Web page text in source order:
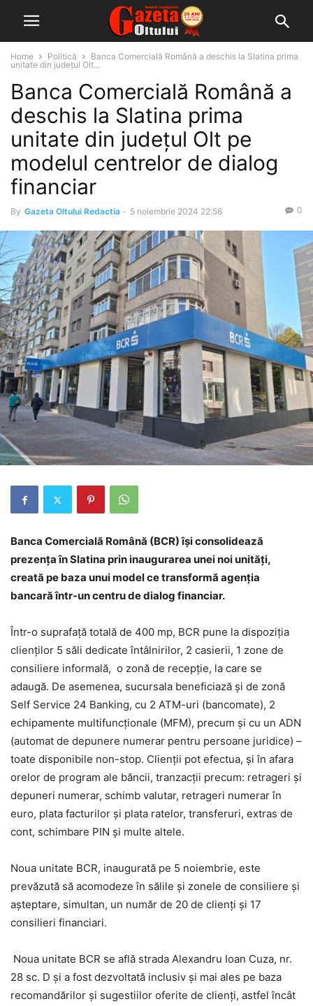
Home Politică
Banca Comercială Română a deschis la Slatina prima
unitate din județul Olt...
Banca Comercială Română a
deschis la Slatina prima
unitate din județul Olt pe
modelul centrelor de dialog
financiar
By Gazeta Oltului Redactia - 5 noiembrie 2024 22:56 0
Banca Comercială Română (BCR) își consolidează
prezența în Slatina prin inaugurarea unei noi unități,
creată pe baza unui model ce transformă agenția
bancară într-un centru de dialog financiar.
Într-o suprafață totală de 400 mp, BCR pune la dispoziția
clienților 5 săli dedicate întâlnirilor, 2 casierii, 1 zone de
consiliere informală, o zonă de recepție, la care se
adaugă. De asemenea, sucursala beneficiază și de zonă
Self Service 24 Banking, cu 2 ATM-uri (bancomate), 2
echipamente multifuncționale (MFM), precum și cu un ADN
(automat de depunere numerar pentru persoane juridice) –
toate disponibile non-stop. Clienții pot efectua, și în afara
orelor de program ale băncii, tranzacții precum: retrageri și
depuneri numerar, schimb valutar, retrageri numerar în
euro, plata facturilor și plata ratelor, transferuri, extras de
cont, schimbare PIN și multe altele.
Noua unitate BCR, inaugurată pe 5 noiembrie, este
prevăzută să acomodeze în sălile și zonele de consiliere și
așteptare, simultan, un număr de 20 de clienți și 17
consilieri financiari.
Noua unitate BCR se află strada Alexandru Ioan Cuza, nr.
28 sc. D și a fost dezvoltată inclusiv și mai ales pe baza
recomandărilor și sugestiilor oferite de clienți, astfel încât